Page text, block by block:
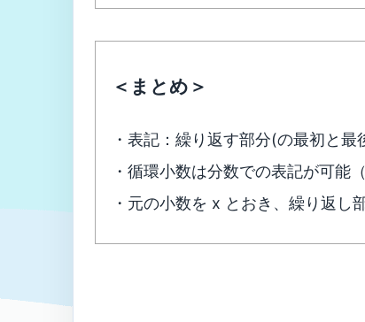
＜まとめ＞
・表記：繰り返す部分(の最初と
・循環小数は分数での表記が可能（
・元の小数を x とおき、繰り返し